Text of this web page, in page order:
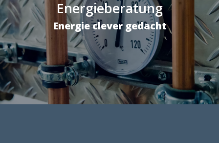
Energieberatung
Energie clever gedacht